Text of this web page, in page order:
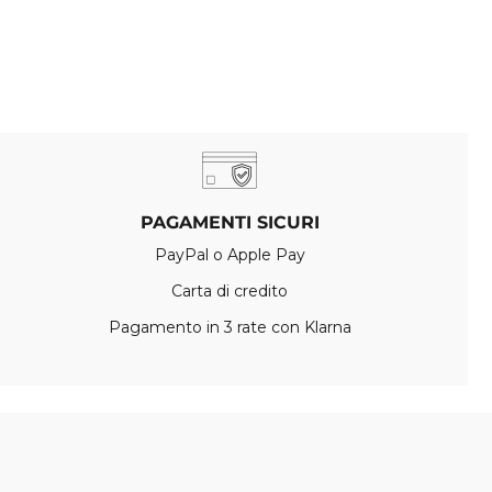
PAGAMENTI SICURI
PayPal o Apple Pay
Carta di credito
Pagamento in 3 rate con Klarna